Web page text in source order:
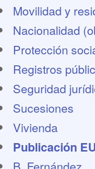
Movilidad y
Nacionalidad
Protección
Registros
Seguridad
Sucesiones
Vivienda
Publicación